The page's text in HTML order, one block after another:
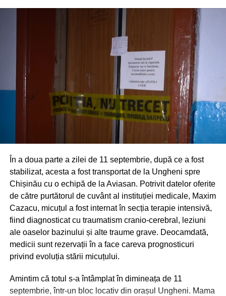
eforturi pentru consolidarea digurilor de protecție pe râul
Nistru și Prut. Iar pe parcursul nopții, pentru pomparea
apei din gospodăriile afectate de inundații salvatorii au
fost solicitați în 33 de cazuri. Pe lângă pompieri, a fost
nevoie și de intervenția angajaților de la distribuția
energiei electrice, în zeci de localități rămase în beznă.
Către dimineața de 16 septembrie, toate localitățile erau
deja reconectate la lumină.
În a doua parte a zilei de 11 septembrie, după ce a fost
stabilizat, acesta a fost transportat de la Ungheni spre
Chișinău cu o echipă de la Aviasan. Potrivit datelor oferite
de către purtătorul de cuvânt al instituției medicale, Maxim
Cazacu, micuțul a fost internat în secția terapie intensivă,
fiind diagnosticat cu traumatism cranio-cerebral, leziuni
ale oaselor bazinului și alte traume grave. Deocamdată,
medicii sunt rezervații în a face careva prognosticuri
privind evoluția stării micuțului.
Amintim că totul s-a întâmplat în dimineața de 11
septembrie, într-un bloc locativ din orașul Ungheni. Mama